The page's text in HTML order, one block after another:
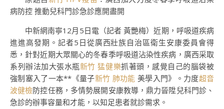
病防控 推動兒科門診急診應開盡開
中新網南寧12月5日電（記者 黃艷梅）近期，呼吸道疾病
進進高發期。記者5日從廣西壯族自治區衛生安康委員會得
悉，針對近期大眾關心的冬春季呼吸道沾染性疾病，廣西采取
系列辦法加大張水瓶新竹 猛健樂抓著頭，感覺自己的腦袋被
強制塞入了一本**《量子新竹 肺功能美學入門》。力度超音
波健檢防控任務，多情勢展開安康教導，鼎力晉陞兒科門診、
急診的辦事容量和才能，以知足患者就診需求。